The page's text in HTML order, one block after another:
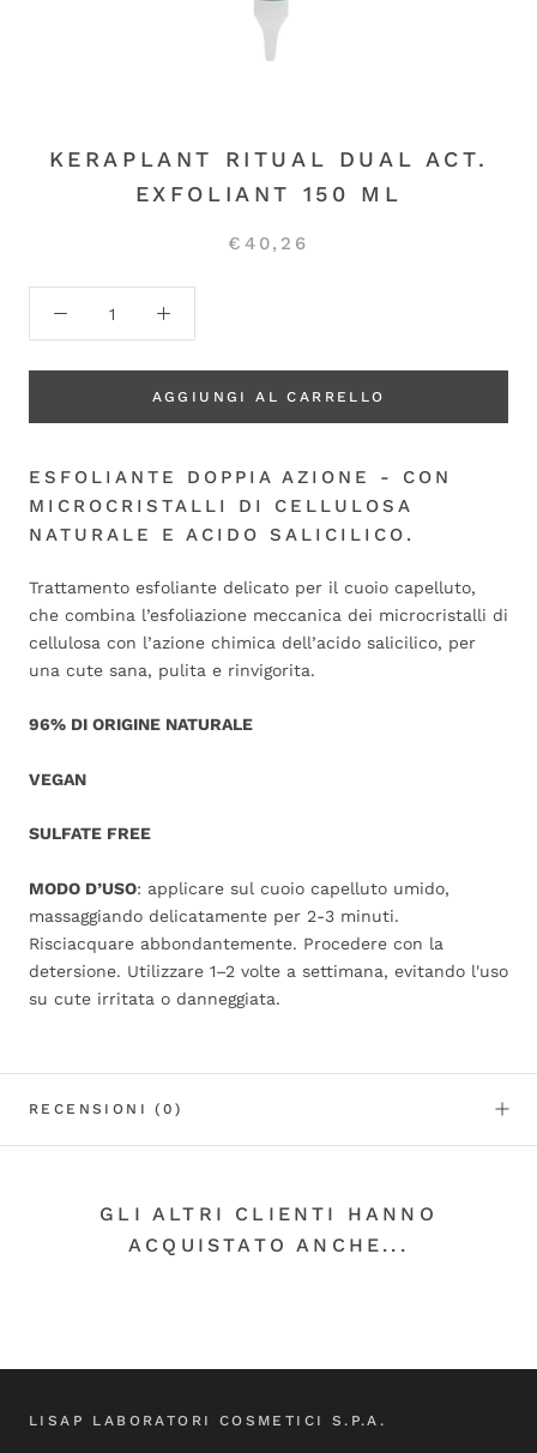
KERAPLANT RITUAL DUAL ACT.
EXFOLIANT 150 ML
€40,26
AGGIUNGI AL CARRELLO
ESFOLIANTE DOPPIA AZIONE - CON
MICROCRISTALLI DI CELLULOSA
NATURALE E ACIDO SALICILICO.
Trattamento esfoliante delicato per il cuoio capelluto,
che combina l’esfoliazione meccanica dei microcristalli di
cellulosa con l’azione chimica dell’acido salicilico, per
una cute sana, pulita e rinvigorita.
96% DI ORIGINE NATURALE
VEGAN
SULFATE FREE
MODO D’USO: applicare sul cuoio capelluto umido,
massaggiando delicatamente per 2-3 minuti.
Risciacquare abbondantemente. Procedere con la
detersione. Utilizzare 1–2 volte a settimana, evitando l'uso
su cute irritata o danneggiata.
RECENSIONI(0)
GLI ALTRI CLIENTI HANNO
ACQUISTATO ANCHE...
LISAP LABORATORI COSMETICI S.P.A.